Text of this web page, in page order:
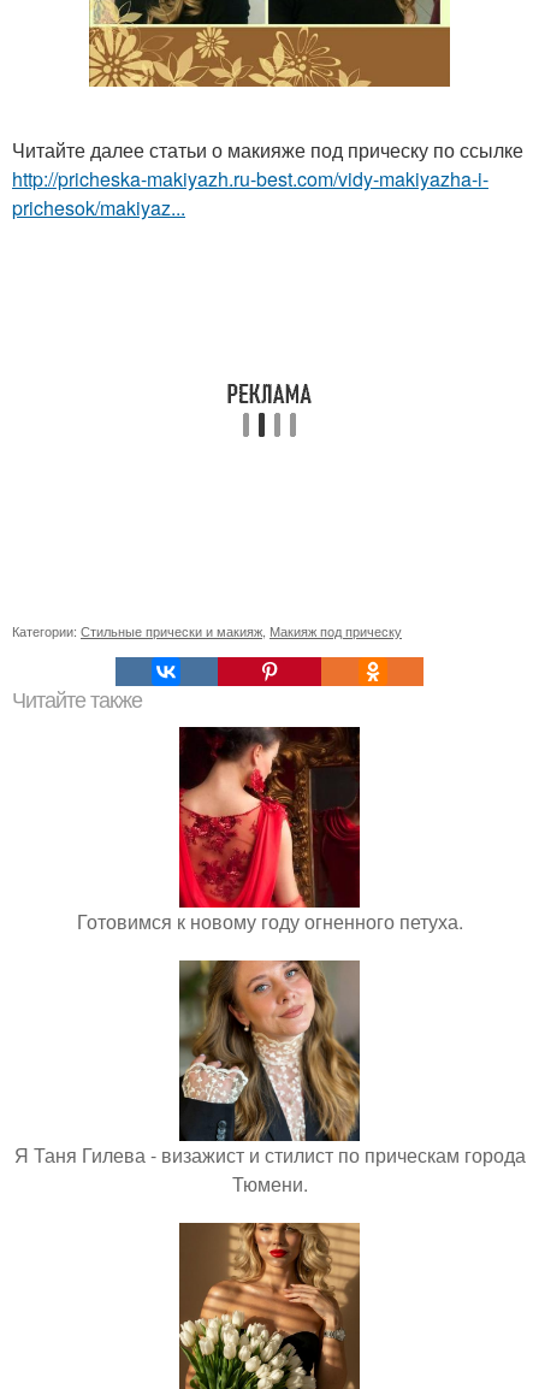
Читайте далее статьи о макияже под прическу по ссылке
http://pricheska-makiyazh.ru-best.com/vidy-makiyazha-i-
prichesok/makiyaz...
Категории: Стильные прически и макияж Макияж под прическу
Читайте также
Готовимся к новому году огненного петуха.
Я Таня Гилева - визажист и стилист по прическам города
Тюмени.